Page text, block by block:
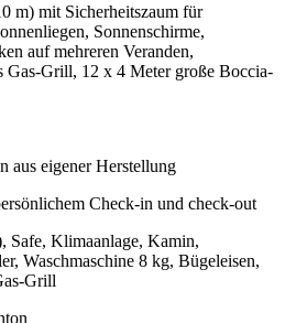
m) mit Sicherheitszaum für
Sonnenschirme,
auf mehreren Veranden,
Gas-Grill, 12 x 4 Meter große Boccia-
aus eigener Herstellung
Check-in und check-out
Safe, Klimaanlage, Kamin,
Waschmaschine 8 kg, Bügeleisen,
Grill